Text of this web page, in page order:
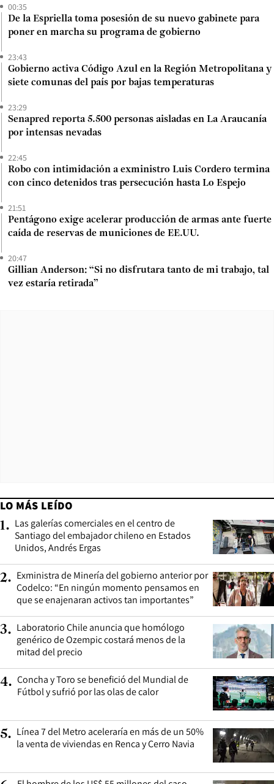
00:35
De la Espriella toma posesión de su nuevo gabinete para
poner en marcha su programa de gobierno
23:43
Gobierno activa Código Azul en la Región Metropolitana y
siete comunas del país por bajas temperaturas
23:29
Senapred reporta 5.500 personas aisladas en La Araucanía
por intensas nevadas
22:45
Robo con intimidación a exministro Luis Cordero termina
con cinco detenidos tras persecución hasta Lo Espejo
21:51
Pentágono exige acelerar producción de armas ante fuerte
caída de reservas de municiones de EE.UU.
20:47
Gillian Anderson: “Si no disfrutara tanto de mi trabajo, tal
vez estaría retirada”
LO MÁS LEÍDO
1. Las galerías comerciales en el centro de
Santiago del embajador chileno en Estados
Unidos, Andrés Ergas
2. Exministra de Minería del gobierno anterior por
Codelco: “En ningún momento pensamos en
que se enajenaran activos tan importantes”
3. Laboratorio Chile anuncia que homólogo
genérico de Ozempic costará menos de la
mitad del precio
4. Concha y Toro se benefició del Mundial de
Fútbol y sufrió por las olas de calor
5. Línea 7 del Metro aceleraría en más de un 50%
la venta de viviendas en Renca y Cerro Navia